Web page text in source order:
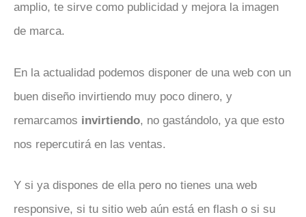
amplio, te sirve como publicidad y mejora la imagen
de marca.
En la actualidad podemos disponer de una web con un
buen diseño invirtiendo muy poco dinero, y
remarcamos invirtiendo, no gastándolo, ya que esto
nos repercutirá en las ventas.
Y si ya dispones de ella pero no tienes una web
responsive, si tu sitio web aún está en flash o si su